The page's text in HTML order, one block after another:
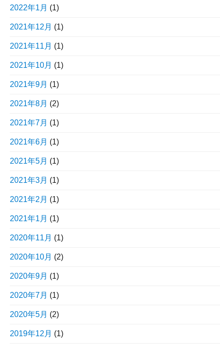
2022年1月 (1)
2021年12月 (1)
2021年11月 (1)
2021年10月 (1)
2021年9月 (1)
2021年8月 (2)
2021年7月 (1)
2021年6月 (1)
2021年5月 (1)
2021年3月 (1)
2021年2月 (1)
2021年1月 (1)
2020年11月 (1)
2020年10月 (2)
2020年9月 (1)
2020年7月 (1)
2020年5月 (2)
2019年12月 (1)